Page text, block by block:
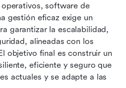
software de
gestión eficaz exige un
garantizar la escalabilidad,
alineadas con los
objetivo final es construir un
eficiente y seguro que
actuales y se adapte a las